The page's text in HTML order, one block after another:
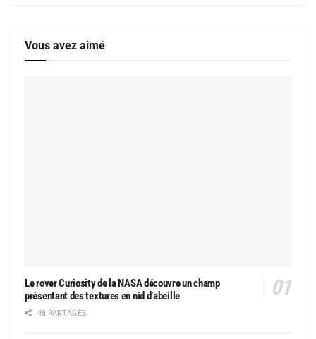
Vous avez aimé
Le rover Curiosity de la NASA découvre un champ
présentant des textures en nid d’abeille
48 PARTAGES